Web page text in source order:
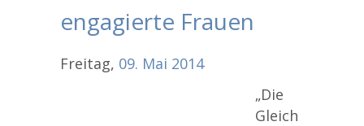
engagierte Frauen
Freitag, 09. Mai 2014
„Die
Gleich